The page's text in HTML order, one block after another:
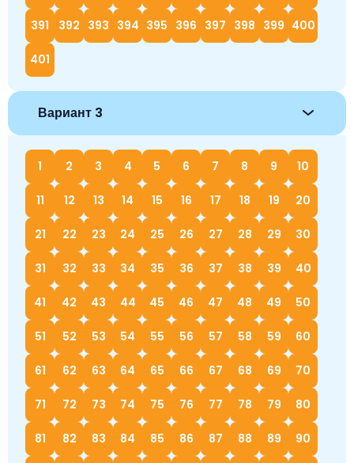
391 392 393 394 395 396 397 398 399 400
401
Вариант 3
1 2 3 4 5 6 7 8 9 10
11 12 13 14 15 16 17 18 19 20
21 22 23 24 25 26 27 28 29 30
31 32 33 34 35 36 37 38 39 40
41 42 43 44 45 46 47 48 49 50
51 52 53 54 55 56 57 58 59 60
61 62 63 64 65 66 67 68 69 70
71 72 73 74 75 76 77 78 79 80
81 82 83 84 85 86 87 88 89 90